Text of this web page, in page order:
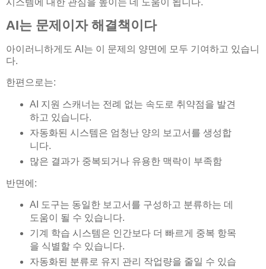
AI는 문제이자 해결책이다
아이러니하게도 AI는 이 문제의 양면에 모두 기여하고 있습니
다.
한편으로는:
AI 지원 스캐너는 전례 없는 속도로 취약점을 발견
하고 있습니다.
자동화된 시스템은 엄청난 양의 보고서를 생성합
니다.
많은 결과가 중복되거나 유용한 맥락이 부족함
반면에:
AI 도구는 동일한 보고서를 구성하고 분류하는 데
도움이 될 수 있습니다.
기계 학습 시스템은 인간보다 더 빠르게 중복 항목
을 식별할 수 있습니다.
자동화된 분류로 유지 관리 작업량을 줄일 수 있습